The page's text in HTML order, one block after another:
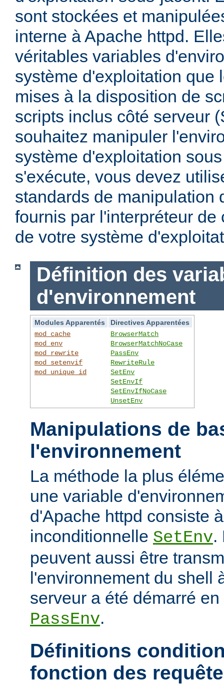
sont stockées et
interne à Apache httpd.
véritables variables
système d'exploitation que
mises à la disposition de
scripts inclus côté serveur
souhaitez manipuler
système d'exploitation
s'exécute, vous devez
standards de manipulation
fournis par l'interpréteur de
de votre système
Définition des
d'environnement
Modules Apparentés
Directives Apparentées
mod_cache
mod_env
mod_rewrite
mod_setenvif
mod_unique_id
BrowserMatch
BrowserMatchNoCase
PassEnv
RewriteRule
SetEnv
SetEnvIf
SetEnvIfNoCase
UnsetEnv
Manipulations de
l'environnement
La méthode la plus
une variable
d'Apache httpd consiste
inconditionnelle SetEnv.
peuvent aussi être
l'environnement du shell
serveur a été démarré
PassEnv.
Définitions
fonction des